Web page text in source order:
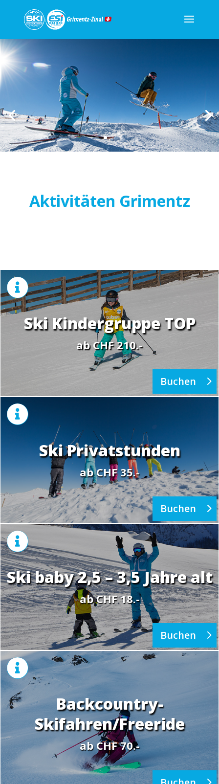
Aktivitäten Grimentz

Ski Kindergruppe TOP
ab CHF 210.-
Buchen

Ski Privatstunden
ab CHF 35.-
Buchen

Ski baby 2,5 – 3,5 Jahre alt
ab CHF 18.-
Buchen

Backcountry-
Skifahren/Freeride
ab CHF 70.-